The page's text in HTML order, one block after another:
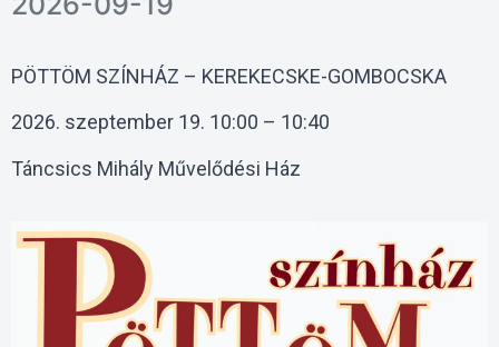
PÖTTÖM SZÍNHÁZ – KEREKECSKE-GOMBOCSKA
2026. szeptember 19. 10:00 – 10:40
Táncsics Mihály Művelődési Ház